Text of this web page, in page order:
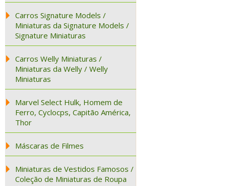
Carros Signature Models /
Miniaturas da Signature Models /
Signature Miniaturas
Carros Welly Miniaturas /
Miniaturas da Welly / Welly
Miniaturas
Marvel Select Hulk, Homem de
Ferro, Cyclocps, Capitão América,
Thor
Máscaras de Filmes
Miniaturas de Vestidos Famosos /
Coleção de Miniaturas de Roupa